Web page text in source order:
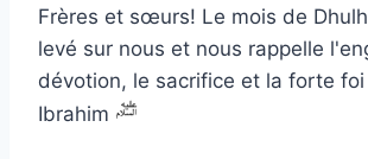
Frères et sœurs! Le mois de
levé sur nous et nous rappelle
dévotion, le sacrifice et la forte
Ibrahim